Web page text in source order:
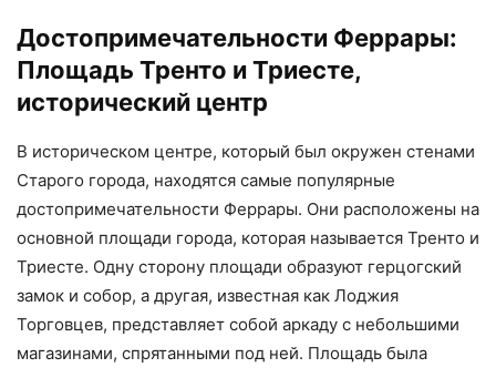
Достопримечательности Феррары:
Площадь Тренто и Триесте,
исторический центр
В историческом центре, который был окружен стенами
Старого города, находятся самые популярные
достопримечательности Феррары. Они расположены на
основной площади города, которая называется Тренто и
Триесте. Одну сторону площади образуют герцогский
замок и собор, а другая, известная как Лоджия
Торговцев, представляет собой аркаду с небольшими
магазинами, спрятанными под ней. Площадь была